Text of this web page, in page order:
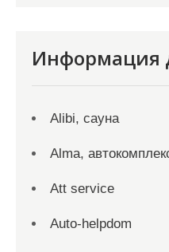
Информация
Alibi, сауна
Alma,
Att service
Auto-helpdom